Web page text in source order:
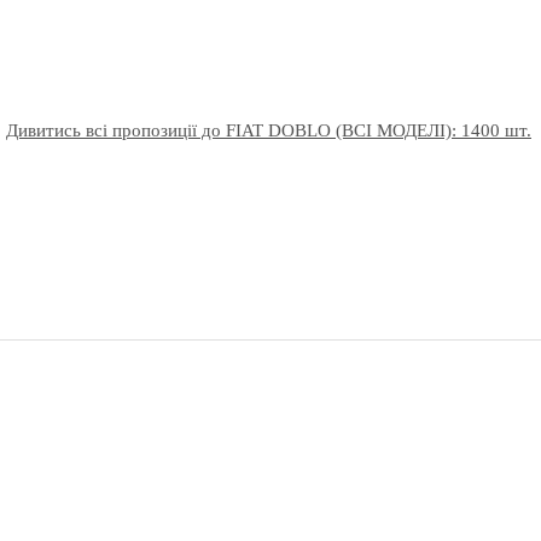
Дивитись всі пропозиції до FIAT DOBLO (ВСІ МОДЕЛІ): 1400 шт.